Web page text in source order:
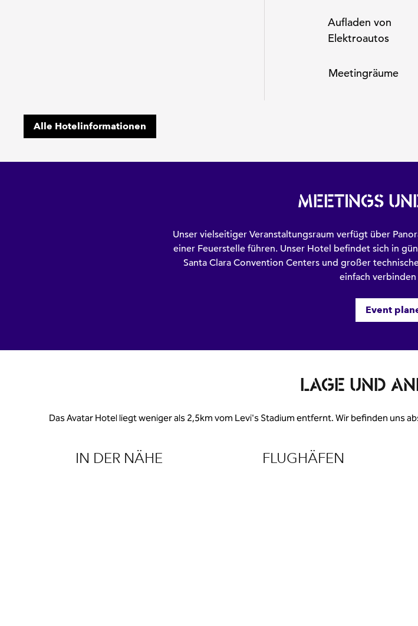
Aufladen von
Elektroautos
Meeting­räume
Alle Hotelinformationen
MEETINGS
Unser vielseitiger Veranstaltungsraum verfügt über
einer Feuerstelle führen. Unser Hotel befindet sich in
Santa Clara Convention Centers und großer
einfach
Event
LAGE UND
Das Avatar Hotel liegt weniger als 2,5km vom Levi's Stadium entfernt. Wir befinden uns
IN DER NÄHE FLUGHÄFEN